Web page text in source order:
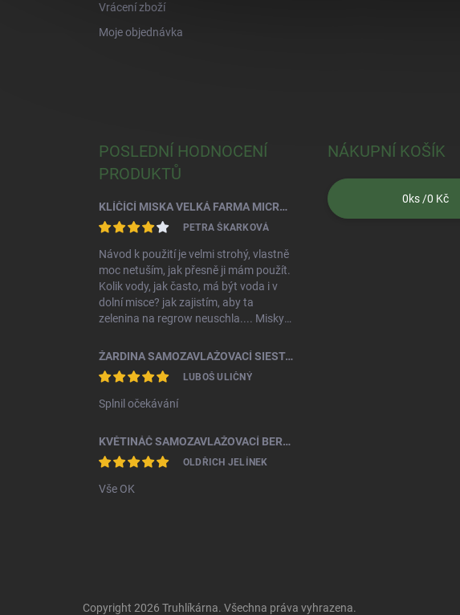
Vrácení zboží
Moje objednávka
POSLEDNÍ HODNOCENÍ
PRODUKTŮ
KLÍČÍCÍ MISKA VELKÁ FARMA MICROGREENS+REGROW - SLONOVÁ KOST
PETRA ŠKARKOVÁ
Návod k použití je velmi strohý, vlastně
moc netuším, jak přesně ji mám použít.
Kolik vody, jak často, má být voda i v
dolní misce? jak zajistím, aby ta
zelenina na regrow neuschla.... Misky
první semínka
ŽARDINA SAMOZAVLAŽOVACÍ SIESTA 25 TERAKOTA S KOV.ZÁV.
LUBOŠ ULIČNÝ
Splnil očekávání
KVĚTINÁČ SAMOZAVLAŽOVACÍ BERGAMOT 50X50 TERAKOTA
OLDŘICH JELÍNEK
Vše OK
NÁKUPNÍ KOŠÍK
0ks /0 Kč
Copyright 2026 Truhlíkárna. Všechna práva vyhrazena.